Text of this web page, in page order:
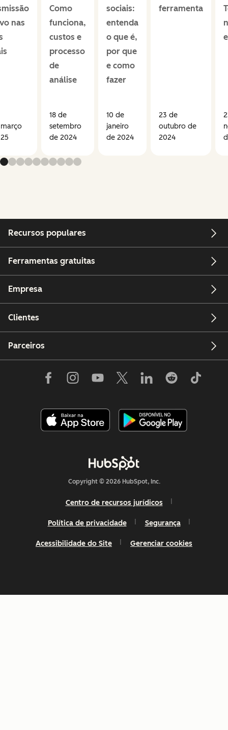
nas
Como
funciona,
custos e
processo
de
análise
18 de
setembro
de 2024
sociais:
entenda
o que é,
por que
e como
fazer
10 de
janeiro
de 2024
ferramenta
23 de
outubro de
2024
Recursos populares
Ferramentas gratuitas
Empresa
Clientes
Parceiros
Copyright © 2026 HubSpot, Inc.
Centro de recursos jurídicos
Política de privacidade Segurança
Acessibilidade do Site Gerenciar cookies